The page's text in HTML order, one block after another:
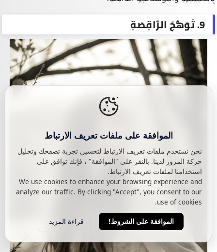
9. تَوَهُّجُ الرَّاقِصَةِ
الموافقة على ملفات تعريف الارتباط
نحن نستخدم ملفات تعريف الارتباط لتحسين تجربة تصفحك وتحليل
حركة المرور لدينا. بالنقر على "الموافقة" ، فإنك توافق على
استخدامنا لملفات تعريف الارتباط.
We use cookies to enhance your browsing experience and
analyze our traffic. By clicking "Accept", you consent to our
use of cookies.
الموافقة على الشروط! قراءة المزيد